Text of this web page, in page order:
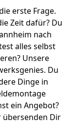
erste Frage.
Zeit dafür? Du
nach
alles selbst
Unsere
Du
Dinge in
ein Angebot?
übersenden Dir